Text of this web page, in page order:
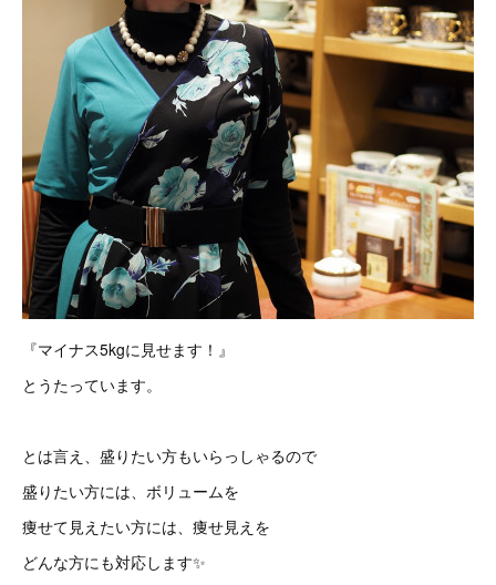
『マイナス5kgに見せます！』
とうたっています。
とは言え、盛りたい方もいらっしゃるので
盛りたい方には、ボリュームを
痩せて見えたい方には、痩せ見えを
どんな方にも対応します✨